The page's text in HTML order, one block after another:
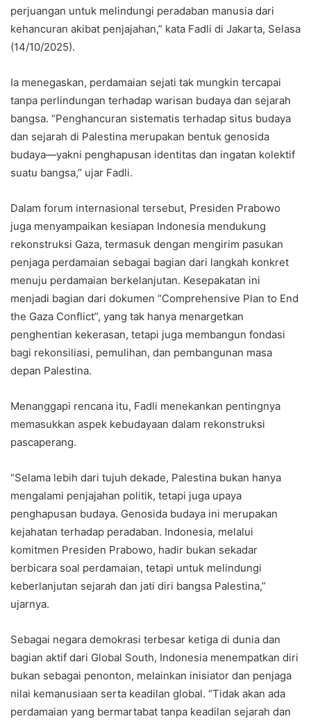
perjuangan untuk melindungi peradaban manusia dari
kehancuran akibat penjajahan,” kata Fadli di Jakarta, Selasa
(14/10/2025).
Ia menegaskan, perdamaian sejati tak mungkin tercapai
tanpa perlindungan terhadap warisan budaya dan sejarah
bangsa. “Penghancuran sistematis terhadap situs budaya
dan sejarah di Palestina merupakan bentuk genosida
budaya—yakni penghapusan identitas dan ingatan kolektif
suatu bangsa,” ujar Fadli.
Dalam forum internasional tersebut, Presiden Prabowo
juga menyampaikan kesiapan Indonesia mendukung
rekonstruksi Gaza, termasuk dengan mengirim pasukan
penjaga perdamaian sebagai bagian dari langkah konkret
menuju perdamaian berkelanjutan. Kesepakatan ini
menjadi bagian dari dokumen “Comprehensive Plan to End
the Gaza Conflict”, yang tak hanya menargetkan
penghentian kekerasan, tetapi juga membangun fondasi
bagi rekonsiliasi, pemulihan, dan pembangunan masa
depan Palestina.
Menanggapi rencana itu, Fadli menekankan pentingnya
memasukkan aspek kebudayaan dalam rekonstruksi
pascaperang.
“Selama lebih dari tujuh dekade, Palestina bukan hanya
mengalami penjajahan politik, tetapi juga upaya
penghapusan budaya. Genosida budaya ini merupakan
kejahatan terhadap peradaban. Indonesia, melalui
komitmen Presiden Prabowo, hadir bukan sekadar
berbicara soal perdamaian, tetapi untuk melindungi
keberlanjutan sejarah dan jati diri bangsa Palestina,”
ujarnya.
Sebagai negara demokrasi terbesar ketiga di dunia dan
bagian aktif dari Global South, Indonesia menempatkan diri
bukan sebagai penonton, melainkan inisiator dan penjaga
nilai kemanusiaan serta keadilan global. “Tidak akan ada
perdamaian yang bermartabat tanpa keadilan sejarah dan